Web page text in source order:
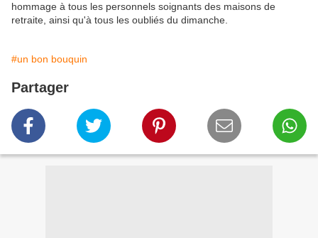
hommage à tous les personnels soignants des maisons de
retraite, ainsi qu'à tous les oubliés du dimanche.
#un bon bouquin
Partager